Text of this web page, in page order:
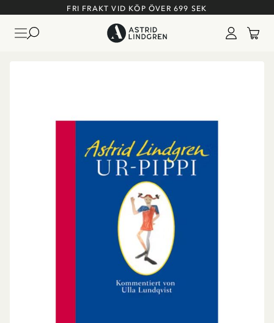
FRI FRAKT VID KÖP ÖVER 699 SEK